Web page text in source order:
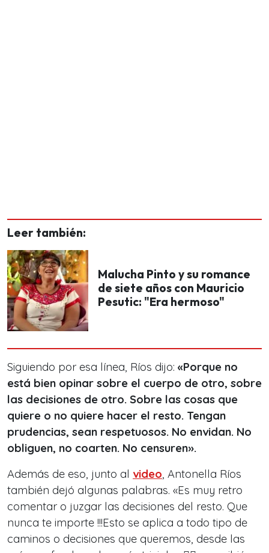
Leer también:
Malucha Pinto y su romance
de siete años con Mauricio
Pesutic: "Era hermoso"
Siguiendo por esa línea, Ríos dijo: «Porque no
está bien opinar sobre el cuerpo de otro, sobre
las decisiones de otro. Sobre las cosas que
quiere o no quiere hacer el resto. Tengan
prudencias, sean respetuosos. No envidan. No
obliguen, no coarten. No censuren».
Además de eso, junto al video, Antonella Ríos
también dejó algunas palabras. «Es muy retro
comentar o juzgar las decisiones del resto. Que
nunca te importe !!!Esto se aplica a todo tipo de
caminos o decisiones que queremos, desde las